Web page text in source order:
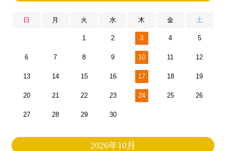
日 月 火 水 木 金 土
1 2 3 4 5
6 7 8 9 10 11 12
13 14 15 16 17 18 19
20 21 22 23 24 25 26
27 28 29 30
2026年10月